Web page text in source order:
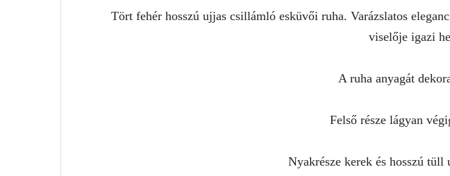
Tört fehér hosszú ujjas csillámló esküvői ruha. Varázslatos
viselője igazi
A ruha anyagát
Felső része lágyan
Nyakrésze kerek és hosszú